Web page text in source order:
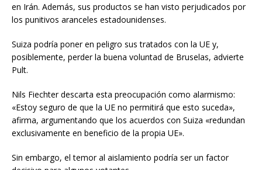
en Irán. Además, sus productos se han visto perjudicados por
los punitivos aranceles estadounidenses.
Suiza podría poner en peligro sus tratados con la UE y,
posiblemente, perder la buena voluntad de Bruselas, advierte
Pult.
Nils Fiechter descarta esta preocupación como alarmismo:
«Estoy seguro de que la UE no permitirá que esto suceda»,
afirma, argumentando que los acuerdos con Suiza «redundan
exclusivamente en beneficio de la propia UE».
Sin embargo, el temor al aislamiento podría ser un factor